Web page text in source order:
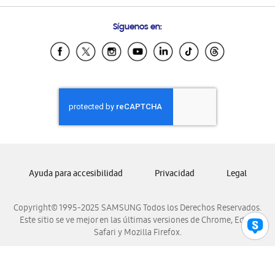
Samsung Ecuador
Samsung El Salvador
Samsung Honduras
Samsung Nicaragua
Samsung Panamá
Samsung Venezuela
Síguenos en:
Copyright© 1995-2025 SAMSUNG Todos los Derechos Reservados.
Este sitio se ve mejor en las últimas versiones de Chrome, Edge,
Safari y Mozilla Firefox.
Ayuda para accesibilidad Privacidad Legal